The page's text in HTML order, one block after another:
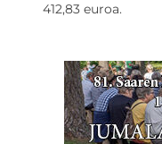
412,83 euroa.